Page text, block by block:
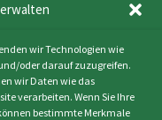
wir Technologien wie
oder darauf zuzugreifen.
wir Daten wie das
verarbeiten. Wenn Sie Ihre
bestimmte Merkmale
zur
christlichen
jeden Montag von